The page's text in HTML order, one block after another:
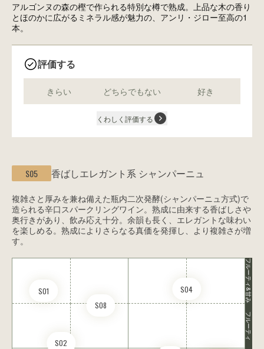
アルゴンヌの森の樫で作られる特別な樽で熟成。上品な木の香り
とほのかに広がるミネラル感が魅力の、アンリ・ジロー至高の1
本。
評価する
きらい どちらでもない 好き
くわしく評価する
S05 香ばしエレガント系 シャンパーニュ
複雑さと厚みを兼ね備えた瓶内二次発酵(シャンパーニュ方式)で
造られる辛口スパークリングワイン。熟成に由来する香ばしさや
奥行きがあり、飲み応え十分。余韻も長く、エレガントな味わい
を楽しめる。熟成によりさらなる真価を発揮し、より複雑さが増
す。
S01
S02
S04
S08
フルーティ&甘み
フルーティ